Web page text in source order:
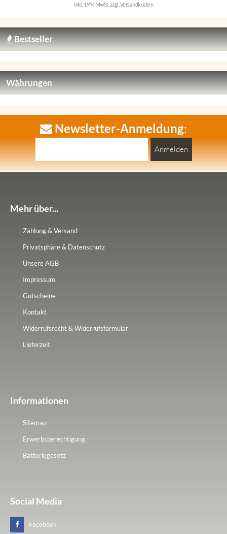
inkl. 19 % MwSt. zzgl. Versandkosten
Bestseller
Währungen
Newsletter-Anmeldung
Anmelden
Mehr über...
Zahlung & Versand
Privatsphäre & Datenschutz
Unsere AGB
Impressum
Gutscheine
Kontakt
Widerrufsrecht & Widerrufsformular
Lieferzeit
Informationen
Sitemap
Erwerbsberechtigung
Batteriegesetz
Social Media
Facebook